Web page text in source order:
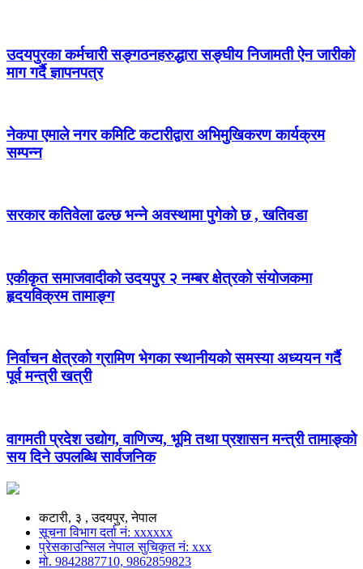
उदयपुरका कर्मचारी सङ्गठनहरुद्धारा सङ्घीय निजामती ऐन जारीको
माग गर्दै ज्ञापनपत्र
नेकपा एमाले नगर कमिटि कटारीद्वारा अभिमुखिकरण कार्यक्रम
सम्पन्न
सरकार कतिवेला ढल्छ भन्ने अवस्थामा पुगेको छ , खतिवडा
एकीकृत समाजवादीको उदयपुर २ नम्बर क्षेत्रको संयोजकमा
हृदयविक्रम तामाङ्ग
निर्वाचन क्षेत्रको ग्रामिण भेगका स्थानीयको समस्या अध्ययन गर्दै
पूर्व मन्त्री खत्री
वागमती प्रदेश उद्योग, वाणिज्य, भूमि तथा प्रशासन मन्त्री तामाङ्को
सय दिने उपलब्धि सार्वजनिक
कटारी, ३ , उदयपुर, नेपाल
सूचना विभाग दर्ता नं: xxxxxx
प्रेसकाउन्सिल नेपाल सुचिकृत नं: xxx
मो. 9842887710, 9862859823